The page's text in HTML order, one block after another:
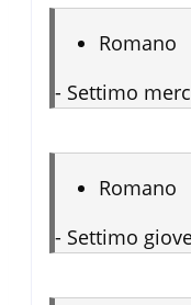
Romano
- Settimo
Romano
- Settimo